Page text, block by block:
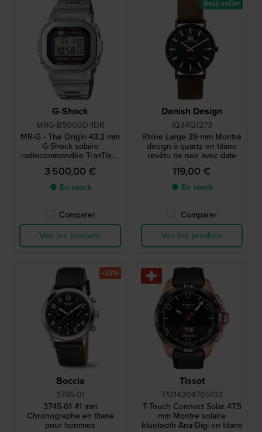
G-Shock
MRG-B5000D-1DR
MR-G - The Origin 43.2 mm
G-Shock solaire
radiocommandée TranTixxii
Ti64 Titanium avec
Bluetooth
3 500,00 €
● En stock
Comparer
Voir les produits
Danish Design
IQ34Q1273
Rhine Large 39 mm Montre
design à quartz en titane
revêtu de noir avec date
119,00 €
● En stock
Comparer
Voir les produits
Best-seller
Boccia
3745-01
3745-01 41 mm
Chronographe en titane
pour hommes
-35%
Tissot
T1214204705102
T-Touch Connect Solar 47.5
mm Montre solaire
bluetooth Ana-Digi en titane